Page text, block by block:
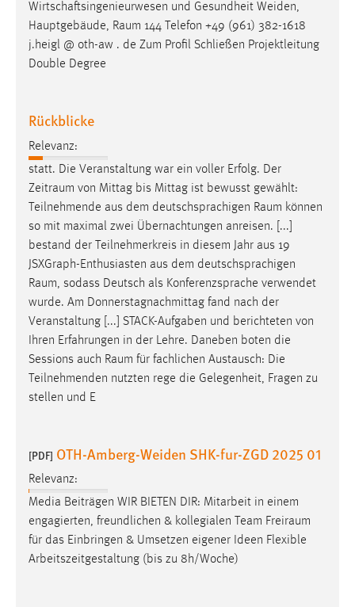
Wirtschaftsingenieurwesen und Gesundheit Weiden,
Hauptgebäude, Raum 144 Telefon +49 (961) 382-1618
j.heigl @ oth-aw . de Zum Profil Schließen Projektleitung
Double Degree
Rückblicke
Relevanz:
statt. Die Veranstaltung war ein voller Erfolg. Der
Zeitraum von Mittag bis Mittag ist bewusst gewählt:
Teilnehmende aus dem deutschsprachigen Raum können
so mit maximal zwei Übernachtungen anreisen. [...]
bestand der Teilnehmerkreis in diesem Jahr aus 19
JSXGraph-Enthusiasten aus dem deutschsprachigen
Raum, sodass Deutsch als Konferenzsprache verwendet
wurde. Am Donnerstagnachmittag fand nach der
Veranstaltung [...] STACK-Aufgaben und berichteten von
Ihren Erfahrungen in der Lehre. Daneben boten die
Sessions auch Raum für fachlichen Austausch: Die
Teilnehmenden nutzten rege die Gelegenheit, Fragen zu
stellen und E
[PDF] OTH-Amberg-Weiden SHK-fur-ZGD 2025 01
Relevanz:
Media Beiträgen WIR BIETEN DIR: Mitarbeit in einem
engagierten, freundlichen & kollegialen Team Freiraum
für das Einbringen & Umsetzen eigener Ideen Flexible
Arbeitszeitgestaltung (bis zu 8h/Woche)
Cookie Laufzeit:
MibewSessionID, mibew-chat-frame-style-
5e9dbeb1811c0446 = Sitzungslaufzeit, mibew_locale = 3
Jahre, MIBEW_UserID = 1 Jahr
Login
Name:
fe_user, be_user, be_lastLoginProvider
Zweck:
Dieser Cookie ist notwendig um sich an der Website
einloggen zu können.
Cookie Laufzeit:
24 Stunden
STATISTIK
Statistik Cookies erfassen Informationen anonym.
Diese Informationen helfen uns zu verstehen, wie
unsere Besucher unsere Website nutzen.
_pk_ref, _pk_cvar, _pk_id, _pk_ses
Zweck:
Zugriffsstatistik
Cookie Laufzeit: